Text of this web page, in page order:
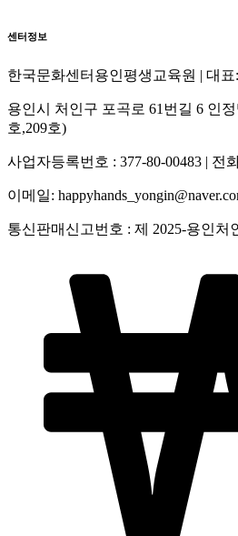
센터정보
한국문화센터용인평생교육원 | 대표
용인시 처인구 포곡로 61번길 6 인
호,209호)
사업자등록번호 : 377-80-00483 | 전
이메일:
통신판매신고번호 : 제 2025-용인처